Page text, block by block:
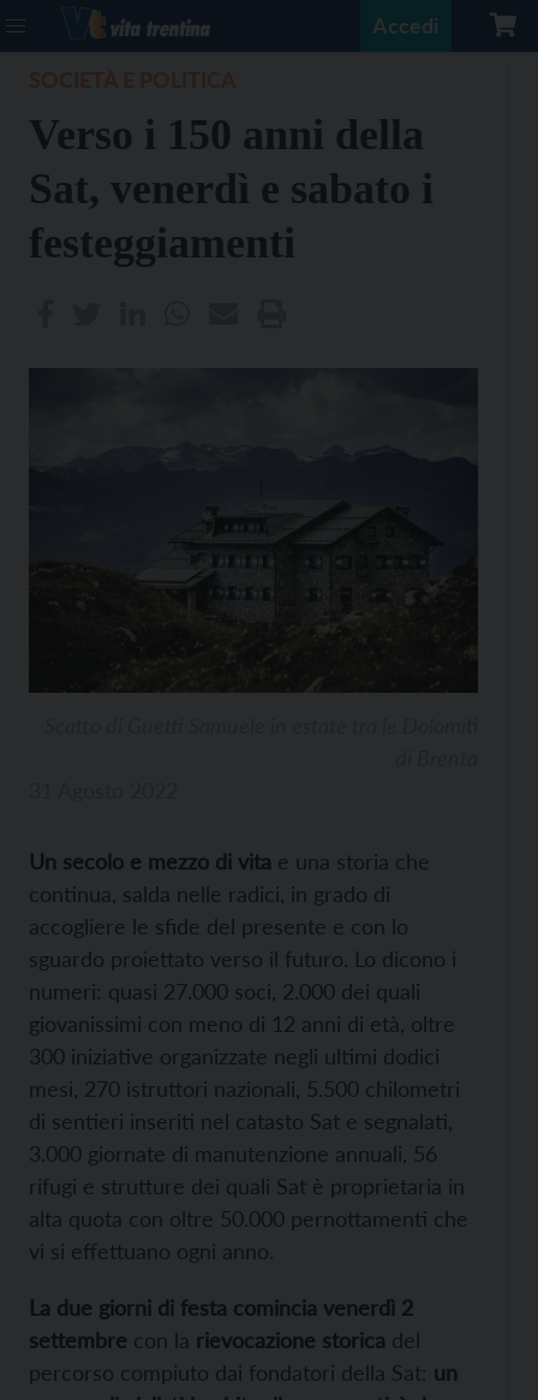
Accedi
Verso i 150 anni della
Sat, venerdì e sabato i
festeggiamenti
Un secolo e mezzo di vita e una storia che
continua, salda nelle radici, in grado di
accogliere le sfide del presente e con lo
sguardo proiettato verso il futuro. Lo dicono i
numeri: quasi 27.000 soci, 2.000 dei quali
giovanissimi con meno di 12 anni di età, oltre
300 iniziative organizzate negli ultimi dodici
mesi, 270 istruttori nazionali, 5.500 chilometri
di sentieri inseriti nel catasto Sat e segnalati,
3.000 giornate di manutenzione annuali, 56
rifugi e strutture dei quali Sat è proprietaria in
alta quota con oltre 50.000 pernottamenti che
vi si effettuano ogni anno.
La due giorni di festa comincia venerdì 2
settembre con la rievocazione storica del
percorso compiuto dai fondatori della Sat: un